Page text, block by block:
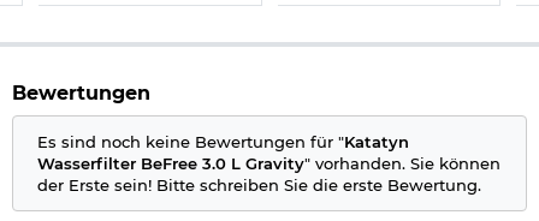
Bewertungen
Es sind noch keine Bewertungen für "Katatyn
Wasserfilter BeFree 3.0 L Gravity" vorhanden. Sie können
der Erste sein! Bitte schreiben Sie die erste Bewertung.